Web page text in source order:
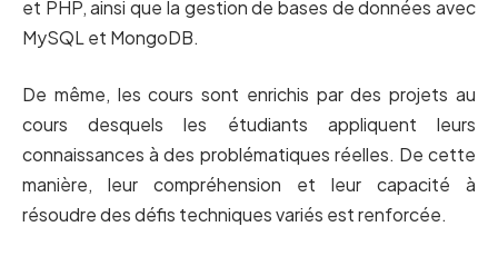
et PHP, ainsi que la gestion de bases de données avec
MySQL et MongoDB.
De même, les cours sont enrichis par des projets au
cours desquels les étudiants appliquent leurs
connaissances à des problématiques réelles. De cette
manière, leur compréhension et leur capacité à
résoudre des défis techniques variés est renforcée.